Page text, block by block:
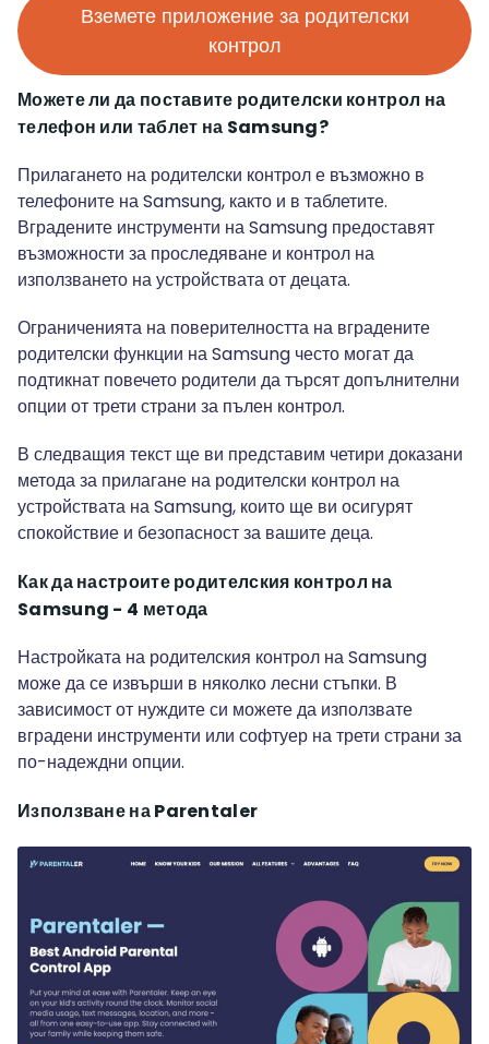
Вземете приложение за родителски
контрол
Можете ли да поставите родителски контрол на
телефон или таблет на Samsung?
Прилагането на родителски контрол е възможно в
телефоните на Samsung, както и в таблетите.
Вградените инструменти на Samsung предоставят
възможности за проследяване и контрол на
използването на устройствата от децата.
Ограниченията на поверителността на вградените
родителски функции на Samsung често могат да
подтикнат повечето родители да търсят допълнителни
опции от трети страни за пълен контрол.
В следващия текст ще ви представим четири доказани
метода за прилагане на родителски контрол на
устройствата на Samsung, които ще ви осигурят
спокойствие и безопасност за вашите деца.
Как да настроите родителския контрол на
Samsung - 4 метода
Настройката на родителския контрол на Samsung
може да се извърши в няколко лесни стъпки. В
зависимост от нуждите си можете да използвате
вградени инструменти или софтуер на трети страни за
по-надеждни опции.
Използване на Parentaler